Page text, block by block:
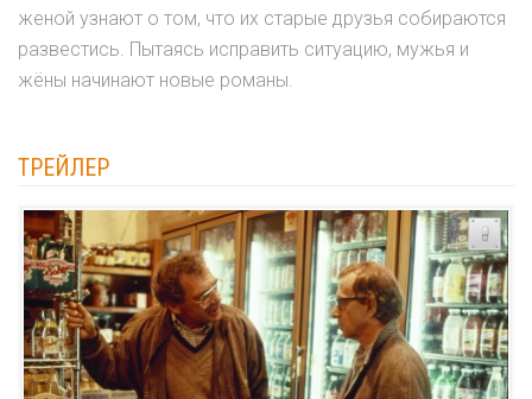
женой узнают о том, что их старые друзья собираются
развестись. Пытаясь исправить ситуацию, мужья и
жёны начинают новые романы.
ТРЕЙЛЕР